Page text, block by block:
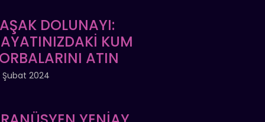
DOLUNAYI:
KUM
ATIN
Şubat 2024